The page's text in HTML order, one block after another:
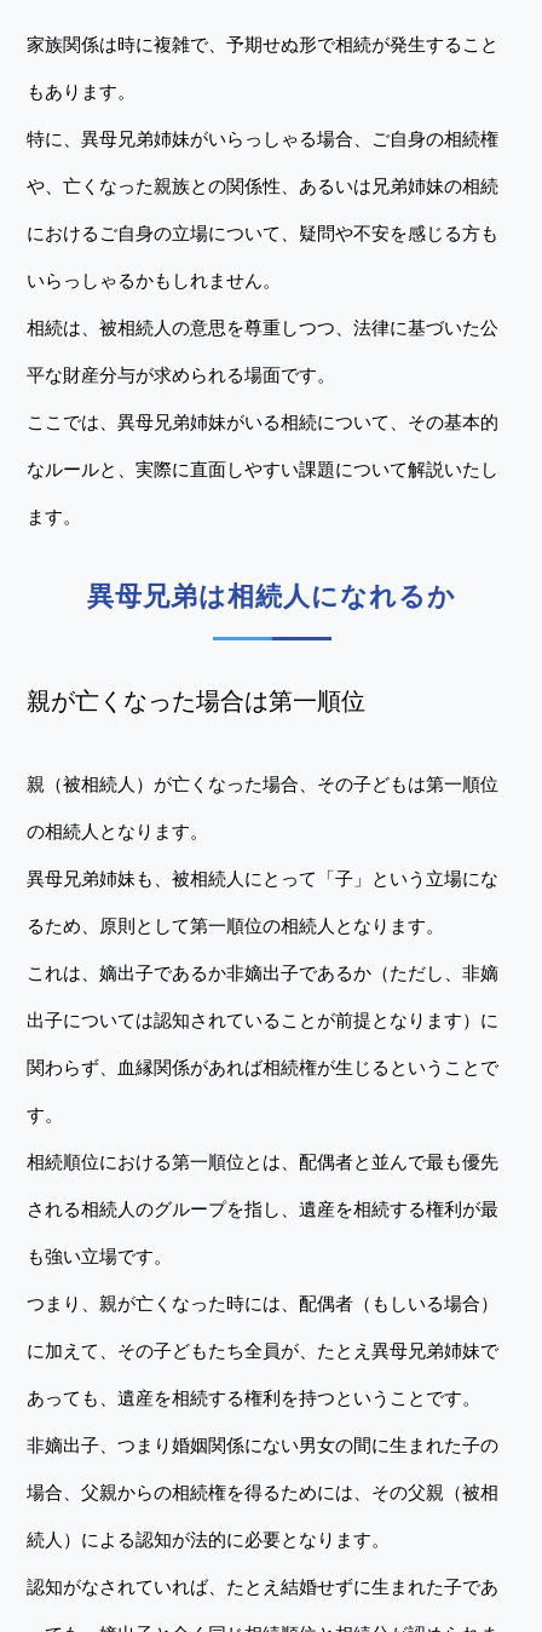
家族関係は時に複雑で、予期せぬ形で相続が発生すること
もあります。
特に、異母兄弟姉妹がいらっしゃる場合、ご自身の相続権
や、亡くなった親族との関係性、あるいは兄弟姉妹の相続
におけるご自身の立場について、疑問や不安を感じる方も
いらっしゃるかもしれません。
相続は、被相続人の意思を尊重しつつ、法律に基づいた公
平な財産分与が求められる場面です。
ここでは、異母兄弟姉妹がいる相続について、その基本的
なルールと、実際に直面しやすい課題について解説いたし
ます。
異母兄弟は相続人になれるか
親が亡くなった場合は第一順位
親（被相続人）が亡くなった場合、その子どもは第一順位
の相続人となります。
異母兄弟姉妹も、被相続人にとって「子」という立場にな
るため、原則として第一順位の相続人となります。
これは、嫡出子であるか非嫡出子であるか（ただし、非嫡
出子については認知されていることが前提となります）に
関わらず、血縁関係があれば相続権が生じるということで
す。
相続順位における第一順位とは、配偶者と並んで最も優先
される相続人のグループを指し、遺産を相続する権利が最
も強い立場です。
つまり、親が亡くなった時には、配偶者（もしいる場合）
に加えて、その子どもたち全員が、たとえ異母兄弟姉妹で
あっても、遺産を相続する権利を持つということです。
非嫡出子、つまり婚姻関係にない男女の間に生まれた子の
場合、父親からの相続権を得るためには、その父親（被相
続人）による認知が法的に必要となります。
認知がなされていれば、たとえ結婚せずに生まれた子であ